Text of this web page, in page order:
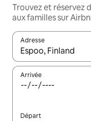
Trouvez et réservez
aux familles sur
Adresse
Lorsque les
Arrivée
Départ